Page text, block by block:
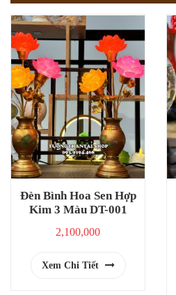
Đèn Bình Hoa Sen Hợp
Kim 3 Màu DT-001
2,100,000
Xem Chi Tiết